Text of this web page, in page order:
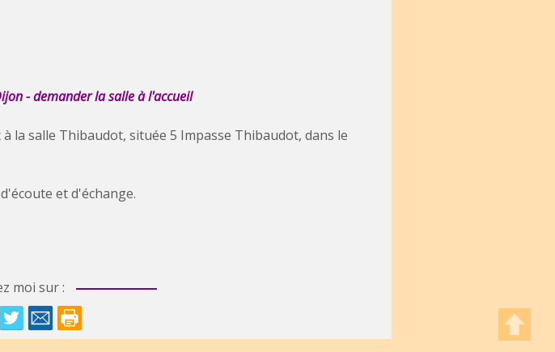
- demander la salle à l'accueil
la salle Thibaudot, située 5 Impasse Thibaudot, dans le
et d'échange.
moi sur :